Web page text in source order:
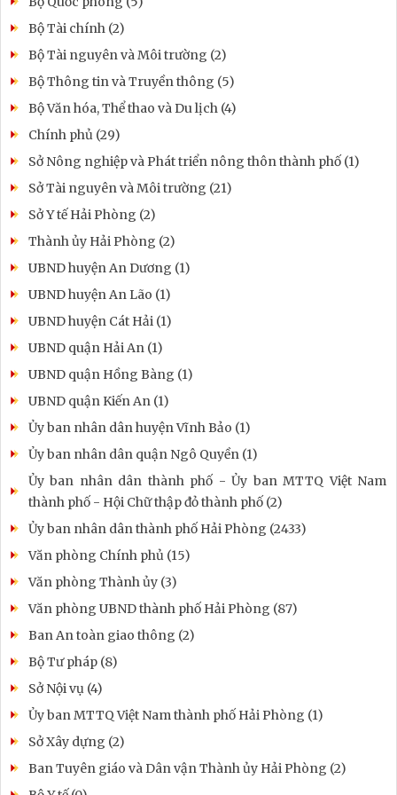
Bộ Tài chính (2)
Bộ Tài nguyên và Môi trường (2)
Bộ Thông tin và Truyền thông (5)
Bộ Văn hóa, Thể thao và Du lịch (4)
Chính phủ (29)
Sở Nông nghiệp và Phát triển nông thôn thành phố (1)
Sở Tài nguyên và Môi trường (21)
Sở Y tế Hải Phòng (2)
Thành ủy Hải Phòng (2)
UBND huyện An Dương (1)
UBND huyện An Lão (1)
UBND huyện Cát Hải (1)
UBND quận Hải An (1)
UBND quận Hồng Bàng (1)
UBND quận Kiến An (1)
Ủy ban nhân dân huyện Vĩnh Bảo (1)
Ủy ban nhân dân quận Ngô Quyền (1)
Ủy ban nhân dân thành phố - Ủy ban MTTQ Việt Nam
thành phố - Hội Chữ thập đỏ thành phố (2)
Ủy ban nhân dân thành phố Hải Phòng (2433)
Văn phòng Chính phủ (15)
Văn phòng Thành ủy (3)
Văn phòng UBND thành phố Hải Phòng (87)
Ban An toàn giao thông (2)
Bộ Tư pháp (8)
Sở Nội vụ (4)
Ủy ban MTTQ Việt Nam thành phố Hải Phòng (1)
Sở Xây dựng (2)
Ban Tuyên giáo và Dân vận Thành ủy Hải Phòng (2)